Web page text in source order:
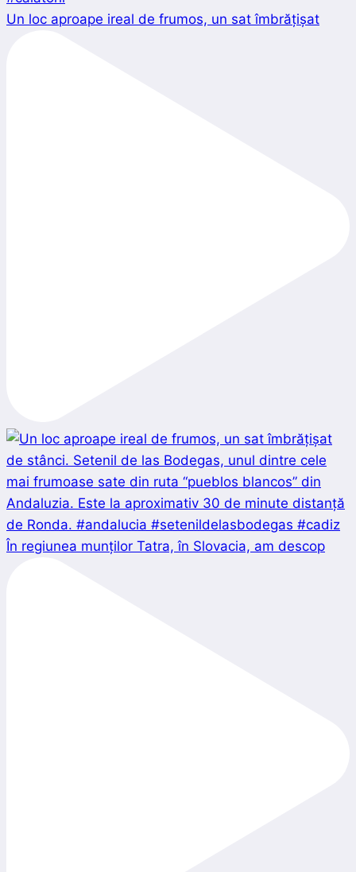
Un loc aproape ireal de frumos, un sat îmbrățișat
În regiunea munților Tatra, în Slovacia, am descop